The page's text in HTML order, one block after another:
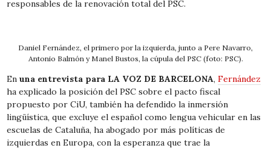
responsables de la renovación total del PSC.
Daniel Fernández, el primero por la izquierda, junto a Pere Navarro,
Antonio Balmón y Manel Bustos, la cúpula del PSC (foto: PSC).
Enuna entrevista para LA VOZ DE BARCELONA,Fernández
ha explicado la posición del PSC sobre el pacto fiscal
propuesto por CiU, también ha defendido la inmersión
lingüística, que excluye el español como lengua vehicular en las
escuelas de Cataluña, ha abogado por más políticas de
izquierdas en Europa, con la esperanza que trae la